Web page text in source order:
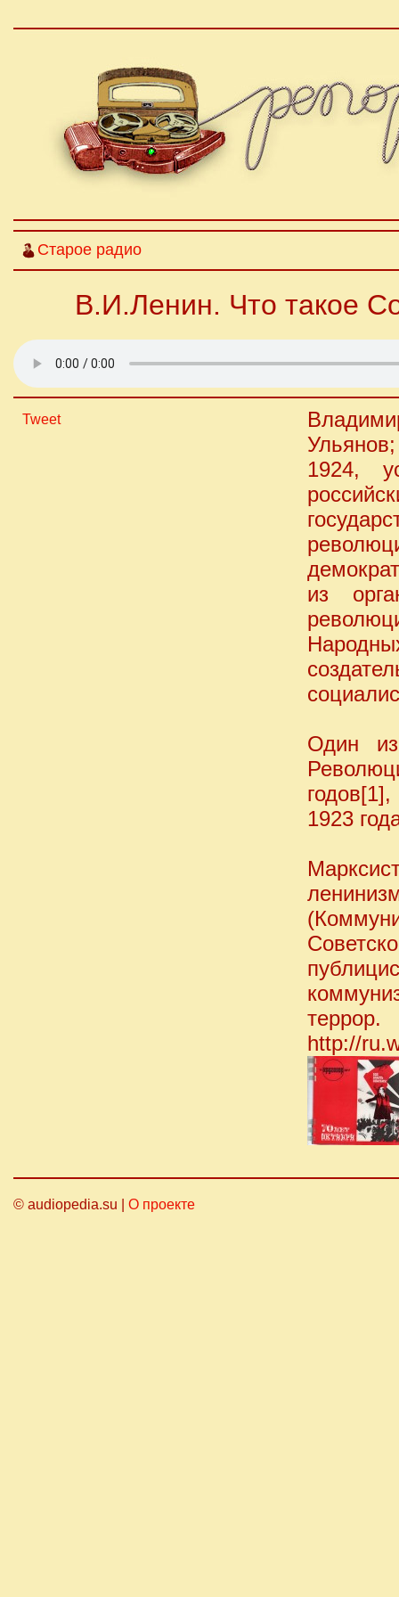
Старое радио
В.И.Ленин. Что такое
Tweet
1924,
из
Один из
1923
террор.
http://
© audiopedia.su | О проекте